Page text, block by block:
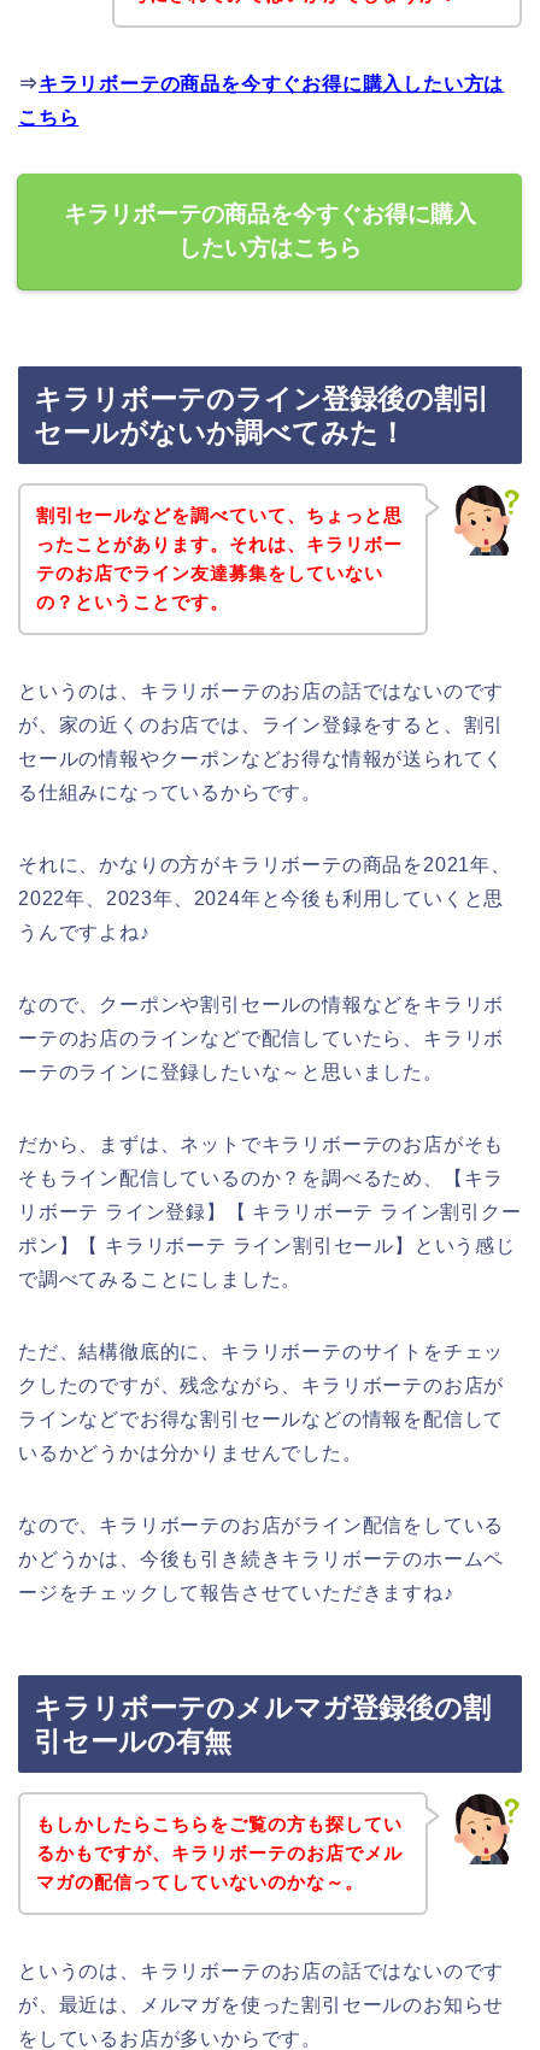
⇒キラリボーテの商品を今すぐお得に購入したい方は
こちら
キラリボーテの商品を今すぐお得に購入
したい方はこちら
キラリボーテのライン登録後の割引
セールがないか調べてみた！
割引セールなどを調べていて、ちょっと思
ったことがあります。それは、キラリボー
テのお店でライン友達募集をしていない
の？ということです。
というのは、キラリボーテのお店の話ではないのです
が、家の近くのお店では、ライン登録をすると、割引
セールの情報やクーポンなどお得な情報が送られてく
る仕組みになっているからです。
それに、かなりの方がキラリボーテの商品を2021年、
2022年、2023年、2024年と今後も利用していくと思
うんですよね♪
なので、クーポンや割引セールの情報などをキラリボ
ーテのお店のラインなどで配信していたら、キラリボ
ーテのラインに登録したいな～と思いました。
だから、まずは、ネットでキラリボーテのお店がそも
そもライン配信しているのか？を調べるため、【キラ
リボーテ ライン登録】【 キラリボーテ ライン割引クー
ポン】【 キラリボーテ ライン割引セール】という感じ
で調べてみることにしました。
ただ、結構徹底的に、キラリボーテのサイトをチェッ
クしたのですが、残念ながら、キラリボーテのお店が
ラインなどでお得な割引セールなどの情報を配信して
いるかどうかは分かりませんでした。
なので、キラリボーテのお店がライン配信をしている
かどうかは、今後も引き続きキラリボーテのホームペ
ージをチェックして報告させていただきますね♪
キラリボーテのメルマガ登録後の割
引セールの有無
もしかしたらこちらをご覧の方も探してい
るかもですが、キラリボーテのお店でメル
マガの配信ってしていないのかな～。
というのは、キラリボーテのお店の話ではないのです
が、最近は、メルマガを使った割引セールのお知らせ
をしているお店が多いからです。